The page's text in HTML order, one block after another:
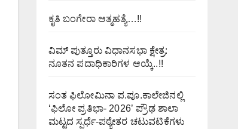
ಕೃತಿ ಬಂಗೇರಾ ಆತ್ಮಹತ್ಯೆ…!!
ವಿಮ್ ಪುತ್ತೂರು ವಿಧಾನಸಭಾ ಕ್ಷೇತ್ರ:
ನೂತನ ಪದಾಧಿಕಾರಿಗಳ ಆಯ್ಕೆ..!!
ಸಂತ ಫಿಲೋಮಿನಾ ಪ.ಪೂ.ಕಾಲೇಜಿನಲ್ಲಿ
‘ಫಿಲೋ ಪ್ರತಿಭಾ- 2026’ ಪ್ರೌಢ ಶಾಲಾ
ಮಟ್ಟದ ಸ್ಪರ್ಧೆ-ಪಠ್ಯೇತರ ಚಟುವಟಿಕೆಗಳು